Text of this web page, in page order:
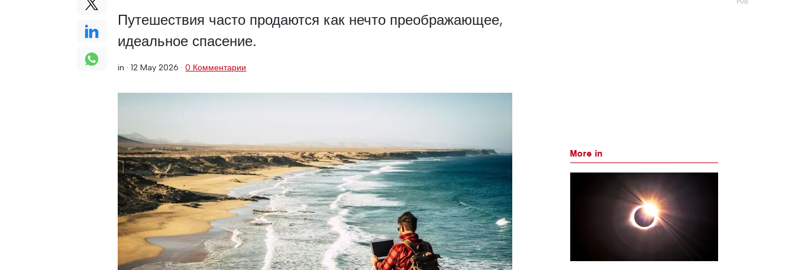
Путешествия часто продаются как нечто преображающее,
идеальное спасение.
in ·12 May 2026 ·0 Комментарии
More in